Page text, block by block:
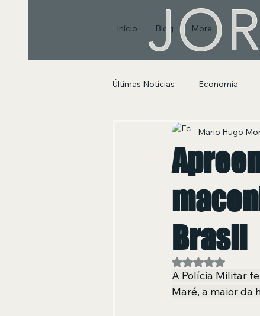
Início Blog More
Últimas Notícias Economia
Segurança Pública e Social
Brasil
Mario Hugo
Avaliado com
A Polícia Militar
Maré, a maior da